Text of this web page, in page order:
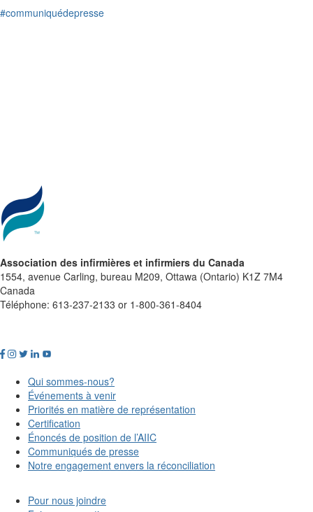
#communiquédepresse
Association des infirmières et infirmiers du Canada
1554, avenue Carling, bureau M209, Ottawa (Ontario) K1Z 7M4
Canada
Téléphone: 613-237-2133 or 1-800-361-8404
Qui sommes-nous?
Événements à venir
Priorités en matière de représentation
Certification
Énoncés de position de l’AIIC
Communiqués de presse
Notre engagement envers la réconciliation
Pour nous joindre